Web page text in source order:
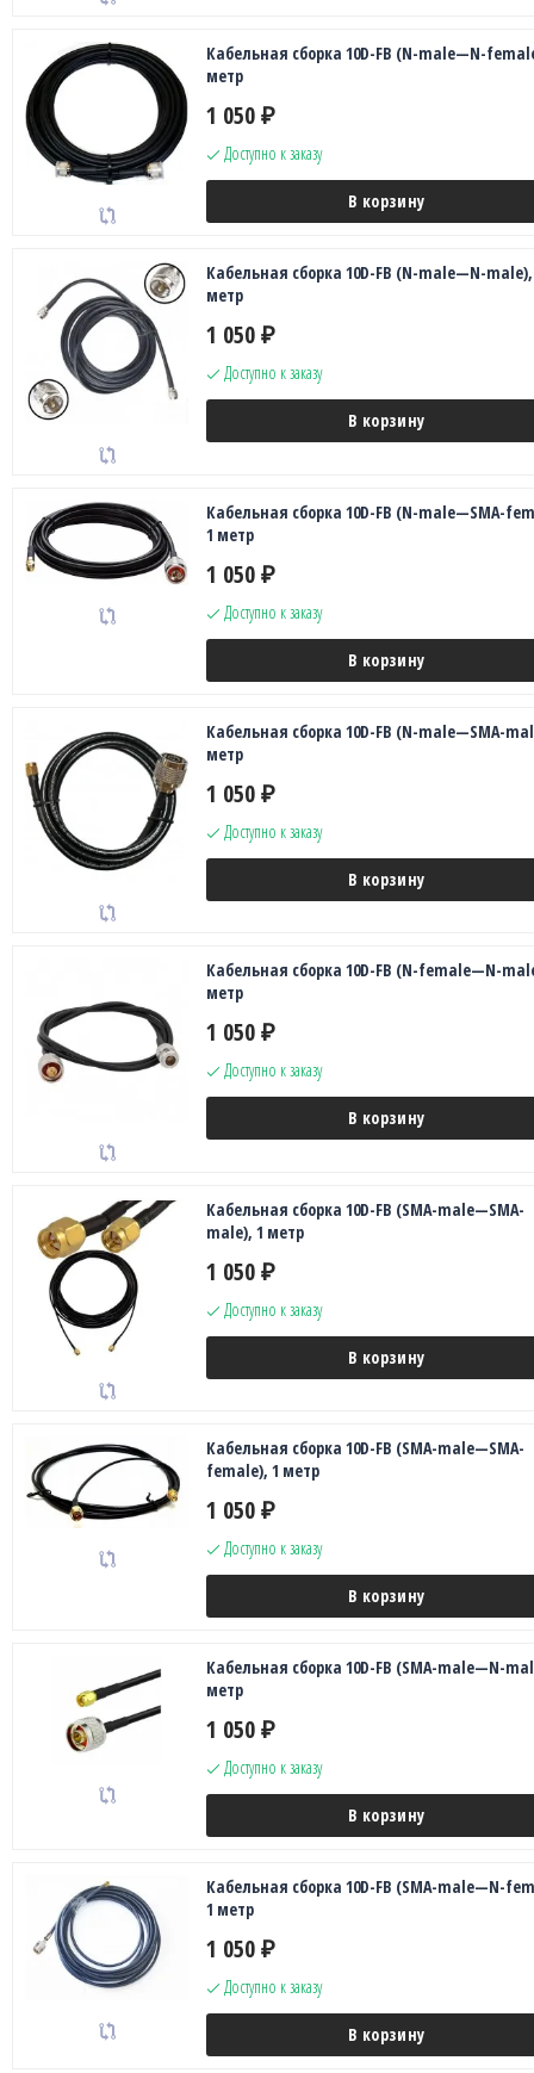
Кабельная сборка 10D-FB (N-male—N-
метр
1 050 ₽
Доступно к заказу
В корзину
Кабельная сборка 10D-FB (N-male—N-male),
метр
1 050 ₽
Доступно к заказу
В корзину
Кабельная сборка 10D-FB (N-male—SMA-
1 метр
1 050 ₽
Доступно к заказу
В корзину
Кабельная сборка 10D-FB (N-male—SMA-
метр
1 050 ₽
Доступно к заказу
В корзину
Кабельная сборка 10D-FB (N-female—N-
метр
1 050 ₽
Доступно к заказу
В корзину
Кабельная сборка 10D-FB (SMA-male—SMA-
male), 1 метр
1 050 ₽
Доступно к заказу
В корзину
Кабельная сборка 10D-FB (SMA-male—SMA-
female), 1 метр
1 050 ₽
Доступно к заказу
В корзину
Кабельная сборка 10D-FB (SMA-male—N-
метр
1 050 ₽
Доступно к заказу
В корзину
Кабельная сборка 10D-FB (SMA-male—N-
1 метр
1 050 ₽
Доступно к заказу
В корзину